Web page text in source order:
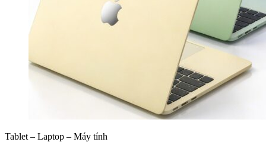
Tablet – Laptop – Máy tính